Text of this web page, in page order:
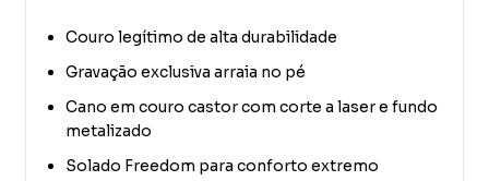
Couro legítimo de alta durabilidade
Gravação exclusiva arraia no pé
Cano em couro castor com corte a laser e fundo
metalizado
Solado Freedom para conforto extremo